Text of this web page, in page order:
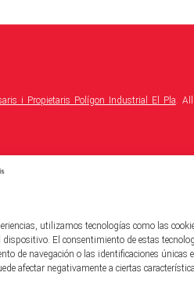
utilizamos tecnologías como las
dispositivo. El consentimiento de estas
de navegación o las identificaciones únicas
afectar negativamente a ciertas
i Propietaris Polígon Industrial El Pla.
Privacitat